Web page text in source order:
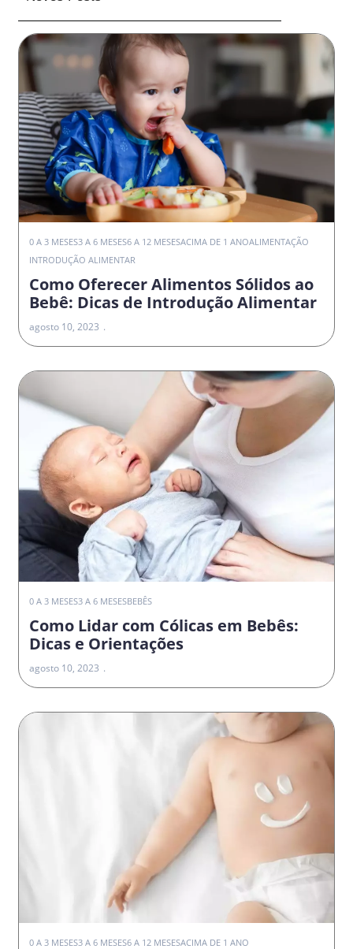
0 A 3 MESES3 A 6 MESES6 A 12 MESESACIMA DE 1 ANOALIMENTAÇÃO
INTRODUÇÃO ALIMENTAR
Como Oferecer Alimentos Sólidos ao
Bebê: Dicas de Introdução Alimentar
agosto 10, 2023
0 A 3 MESES3 A 6 MESESBEBÊS
Como Lidar com Cólicas em Bebês:
Dicas e Orientações
agosto 10, 2023
0 A 3 MESES3 A 6 MESES6 A 12 MESESACIMA DE 1 ANO